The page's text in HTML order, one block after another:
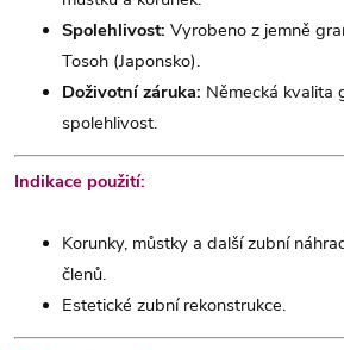
Spolehlivost: Vyrobeno z jemně
Tosoh (Japonsko).
Doživotní záruka: Německá kvalita
spolehlivost.
Indikace použití:
Korunky, můstky a další zubní
členů.
Estetické zubní rekonstrukce.